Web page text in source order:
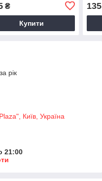
₴
Купити
135
рік
Київ, Україна
21:00